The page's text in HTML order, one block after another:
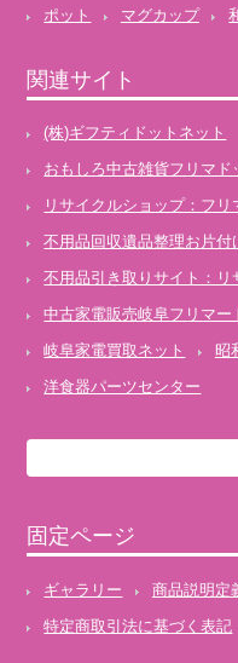
ポット
マグカップ
関連サイト
(株)ギフティドットネット
おもしろ中古雑貨フリマド
リサイクルショップ：フリ
不用品回収遺品整理お片付
不用品引き取りサイト：リ
中古家電販売岐阜フリマー
岐阜家電買取ネット
昭
洋食器パーツセンター
固定ページ
ギャラリー 商品説明定
特定商取引法に基づく表記